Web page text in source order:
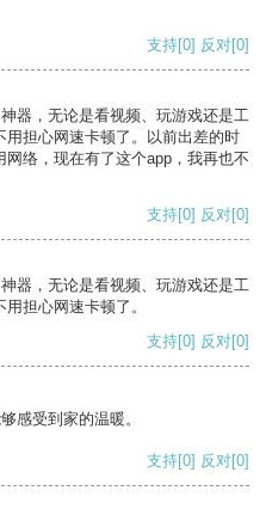
支持[0] 反对[0]
器，无论是看视频、玩游戏还是工
担心网速卡顿了。以前出差的时
络，现在有了这个app，我再也不
支持[0] 反对[0]
器，无论是看视频、玩游戏还是工
担心网速卡顿了。
支持[0] 反对[0]
感受到家的温暖。
支持[0] 反对[0]